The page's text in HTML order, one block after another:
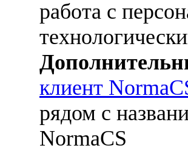
работа с
клиент
рядом с
NormaCS